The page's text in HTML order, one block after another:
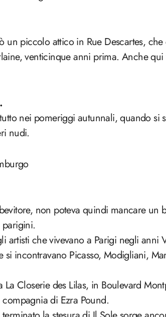
un piccolo attico in Rue Descartes,
venticinque anni prima. Anche
nei pomeriggi autunnali, quando si
nudi.
non poteva quindi mancare un
artisti che vivevano a Parigi negli anni
si incontravano Picasso, Modigliani,
Closerie des Lilas, in Boulevard
di Ezra Pound.